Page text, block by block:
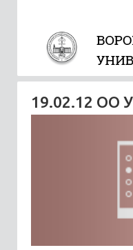
19.02.12 ОО